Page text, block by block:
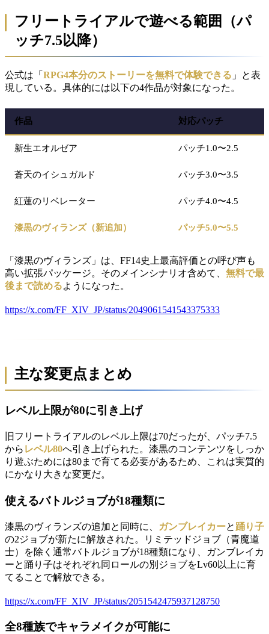
フリートライアルで遊べる範囲（パ
ッチ7.5以降）
公式は「 RPG4本分のストーリーを無料で体験できる 」と表
現している。具体的には以下の4作品が対象になった。
作品 対応パッチ
新生エオルゼア パッチ1.0〜2.5
蒼天のイシュガルド パッチ3.0〜3.5
紅蓮のリベレーター パッチ4.0〜4.5
漆黒のヴィランズ（新追加） パッチ5.0〜5.5
「漆黒のヴィランズ」は、FF14史上最高評価との呼び声も
高い拡張パッケージ。そのメインシナリオ含めて、 無料で最
後まで読めるようになった。
https://x.com/FF_XIV_JP/status/2049061541543375333
主な変更点まとめ
レベル上限が80に引き上げ
旧フリートライアルのレベル上限は70だったが、パッチ7.5
から レベル80へ引き上げられた。漆黒のコンテンツをしっか
り遊ぶためには80まで育てる必要があるため、これは実質的
にかなり大きな変更だ。
使えるバトルジョブが18種類に
漆黒のヴィランズの追加と同時に、 ガンブレイカーと 踊り子
の2ジョブが新たに解放された。リミテッドジョブ（青魔道
士）を除く通常バトルジョブが18種類になり、ガンブレイカ
ーと踊り子はそれぞれ同ロールの別ジョブをLv60以上に育
てることで解放できる。
https://x.com/FF_XIV_JP/status/2051542475937128750
全8種族でキャラメイクが可能に